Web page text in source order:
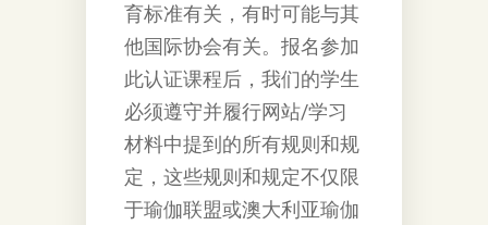
育标准有关，有时可能与其
他国际协会有关。报名参加
此认证课程后，我们的学⽣
必须遵守并履⾏⽹站/学习
材料中提到的所有规则和规
定，这些规则和规定不仅限
于瑜伽联盟或澳⼤利亚瑜伽